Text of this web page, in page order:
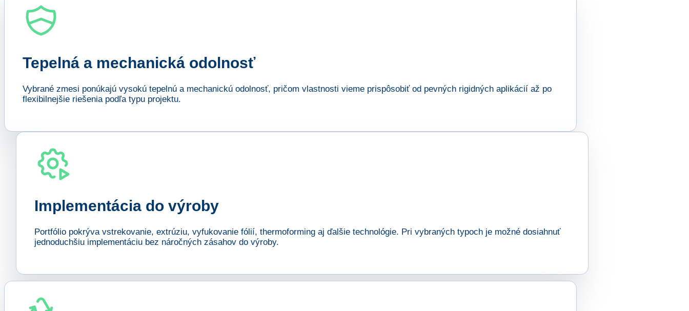
Tepelná a mechanická odolnosť
Vybrané zmesi ponúkajú vysokú tepelnú a mechanickú odolnosť, pričom vlastnosti vieme prispôsobiť od pevných rigidných aplikácií až po
flexibilnejšie riešenia podľa typu projektu.
Implementácia do výroby
Portfólio pokrýva vstrekovanie, extrúziu, vyfukovanie fólií, thermoforming aj ďalšie technológie. Pri vybraných typoch je možné dosiahnuť
jednoduchšiu implementáciu bez náročných zásahov do výroby.